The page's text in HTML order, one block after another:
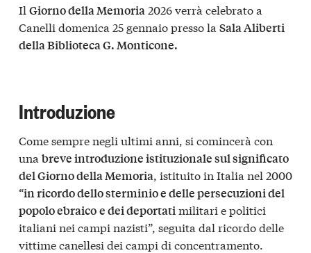
Il Giorno della Memoria2026 verrà celebrato a
Canelli domenica 25 gennaio presso la Sala Aliberti
della Biblioteca G. Monticone.
Introduzione
Come sempre negli ultimi anni, si comincerà con
una breve introduzione istituzionale sul significato
del Giorno della Memoria , istituito in Italia nel 2000
“in ricordo dello sterminio e delle persecuzioni del
popolo ebraicoe dei deportati militari e politici
italiani nei campi nazisti”, seguita dal ricordo delle
vittime canellesi dei campi di concentramento.